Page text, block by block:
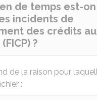
de temps est-
incidents de
des crédits
?
de la raison pour
: